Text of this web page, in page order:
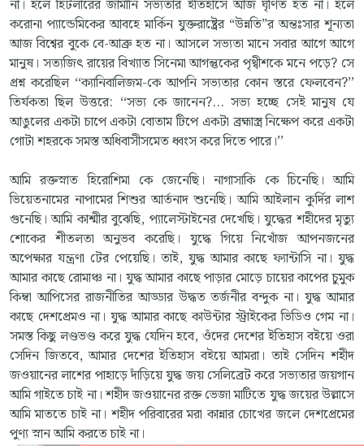
না। হলে হিটলারের জার্মানি সভ্যতার ইতিহাসে আজ ঘৃণিত হত না। হলে
করোনা প্যান্ডেমিকের আবহে মার্কিন যুক্তরাষ্ট্রের “উন্নতি”র অন্তঃসার শূন্যতা
আজ বিশ্বের বুকে বে-আব্রু হত না। আসলে সভ্যতা মানে সবার আগে আগে
মানুষ। সত্যজিৎ রায়ের বিখ্যাত সিনেমা আগন্তুকের পৃথ্বীশকে মনে পড়ে? সে
প্রশ্ন করেছিল ‘‘ক্যানিবালিজম-কে আপনি সভ্যতার কোন স্তরে ফেলবেন?’’
তির্যকতা ছিল উত্তরে: ‘‘সভ্য কে জানেন?... সভ্য হচ্ছে সেই মানুষ যে
আঙুলের একটা চাপে একটা বোতাম টিপে একটা ব্রহ্মাস্ত্র নিক্ষেপ করে একটা
গোটা শহরকে সমস্ত অধিবাসীসমেত ধ্বংস করে দিতে পারে।’’
আমি রক্তস্নাত হিরোশিমা কে জেনেছি। নাগাসাকি কে চিনেছি। আমি
ভিয়েতনামের নাপামের শিশুর আর্তনাদ শুনেছি। আমি আইলান কুর্দির লাশ
গুনেছি। আমি কাশ্মীর বুঝেছি, প্যালেস্টাইনের দেখেছি। যুদ্ধের শহীদের মৃত্যু
শোকের শীতলতা অনুভব করেছি। যুদ্ধে গিয়ে নিখোঁজ আপনজনের
অপেক্ষার যন্ত্রণা টের পেয়েছি। তাই, যুদ্ধ আমার কাছে ফ্যান্টাসি না। যুদ্ধ
আমার কাছে রোমাঞ্চ না। যুদ্ধ আমার কাছে পাড়ার মোড়ে চায়ের কাপের চুমুক
কিম্বা আপিসের রাজনীতির আড্ডার উদ্ধত তর্জনীর বন্দুক না। যুদ্ধ আমার
কাছে দেশপ্রেমও না। যুদ্ধ আমার কাছে কাউন্টার স্ট্রাইকের ভিডিও গেম না।
সমস্ত কিছু লণ্ডভণ্ড করে যুদ্ধ যেদিন হবে, ওঁদের দেশের ইতিহাস বইয়ে ওরা
সেদিন জিতবে, আমার দেশের ইতিহাস বইয়ে আমরা। তাই সেদিন শহীদ
জওয়ানের লাশের পাহাড়ে দাঁড়িয়ে যুদ্ধ জয় সেলিব্রেট করে সভ্যতার জয়গান
আমি গাইতে চাই না। শহীদ জওয়ানের রক্ত ভেজা মাটিতে যুদ্ধ জয়ের উল্লাসে
আমি মাততে চাই না। শহীদ পরিবারের মরা কান্নার চোখের জলে দেশপ্রেমের
পুণ্য স্নান আমি করতে চাই না।